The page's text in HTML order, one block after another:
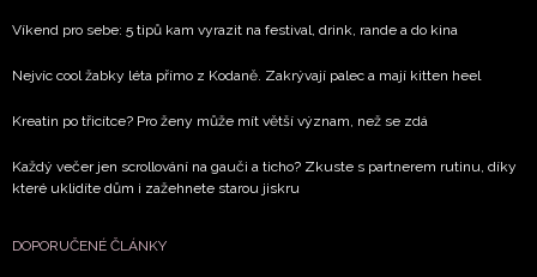
Víkend pro sebe: 5 tipů kam vyrazit na festival, drink, rande a do kina
Nejvíc cool žabky léta přímo z Kodaně. Zakrývají palec a mají kitten heel
Kreatin po třicítce? Pro ženy může mít větší význam, než se zdá
Každý večer jen scrollování na gauči a ticho? Zkuste s partnerem rutinu, díky
které uklidíte dům i zažehnete starou jiskru
DOPORUČENÉ ČLÁNKY